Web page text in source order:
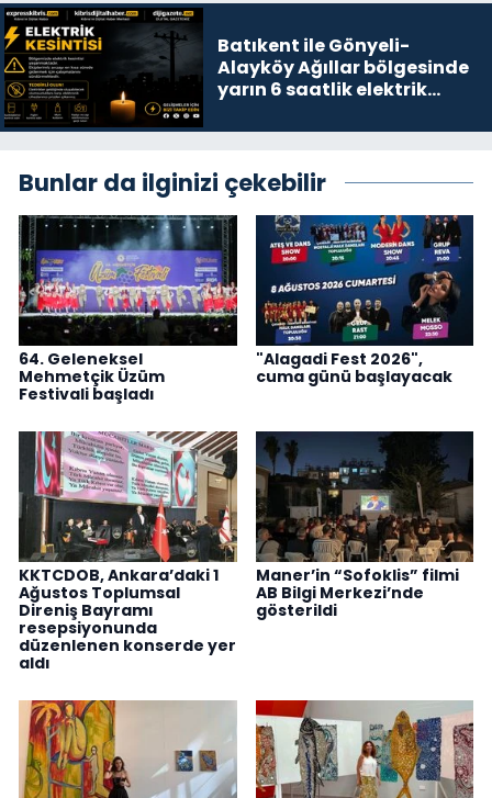
Batıkent ile Gönyeli-
Alayköy Ağıllar bölgesinde
yarın 6 saatlik elektrik
Bunlar da ilginizi çekebilir
64. Geleneksel
Mehmetçik Üzüm
Festivali başladı
"Alagadi Fest 2026",
cuma günü başlayacak
KKTCDOB, Ankara’daki 1
Ağustos Toplumsal
Direniş Bayramı
resepsiyonunda
düzenlenen konserde yer
aldı
Maner’in “Sofoklis” filmi
AB Bilgi Merkezi’nde
gösterildi